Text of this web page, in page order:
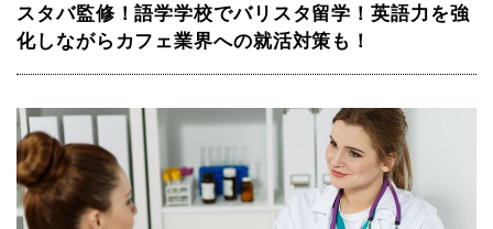
スタバ監修！語学学校でバリスタ留学！英語力を強
化しながらカフェ業界への就活対策も！